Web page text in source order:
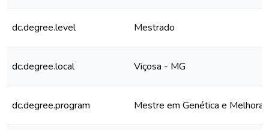
dc.degree.level Mestrado
dc.degree.local Viçosa - MG
dc.degree.program Mestre em Genética e